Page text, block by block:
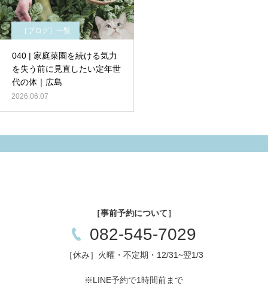
［ブログ］一覧
040 | 家庭菜園を続ける気力
を失う前に見直したい定年世
代の体｜広島
2026.06.07
［事前予約について］
082-545-7029
［休み］火曜・不定期・12/31~翌1/3
※LINE予約で1時間前まで